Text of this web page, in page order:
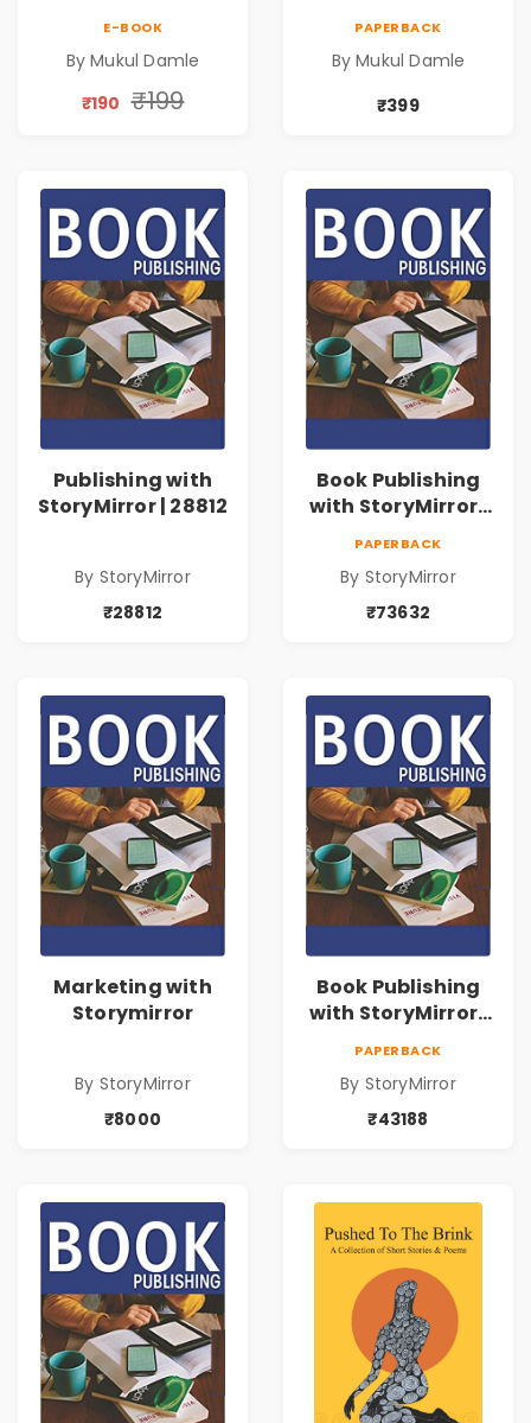
E-BOOK
By Mukul Damle
₹190 ₹199
PAPERBACK
By Mukul Damle
₹399
Publishing with
StoryMirror | 28812
By StoryMirror
₹28812
Book Publishing
with StoryMirror |
PAPERBACK
By StoryMirror
₹73632
Marketing with
Storymirror
By StoryMirror
₹8000
Book Publishing
with StoryMirror |
PAPERBACK
By StoryMirror
₹43188